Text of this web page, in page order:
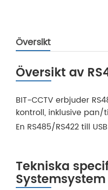
Översikt
Översikt av
BIT-CCTV erbjuder
kontroll, inklusive
En RS485/RS422 till
Tekniska
Systemsystem